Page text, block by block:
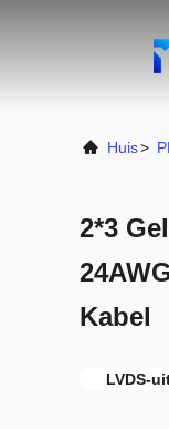
Huis>
2*3
Kabel
LVDS-